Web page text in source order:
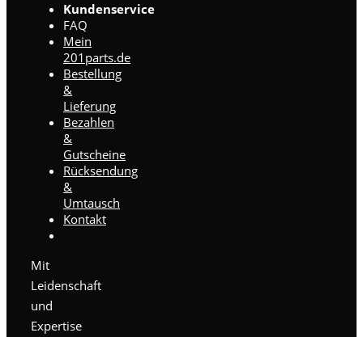
Kundenservice
FAQ
Mein
201parts.de
Bestellung
&
Lieferung
Bezahlen
&
Gutscheine
Rücksendung
&
Umtausch
Kontakt
Mit
Leidenschaft
und
Expertise